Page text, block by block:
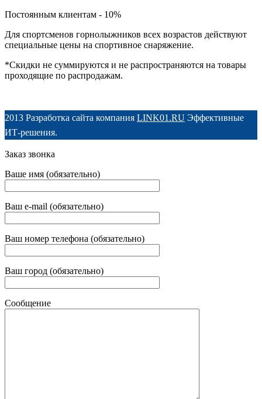
Постоянным клиентам - 10%
Для спортсменов горнолыжников всех возрастов действуют
специальные цены на спортивное снаряжение.
*Скидки не суммируются и не распространяются на товары
проходящие по распродажам.
2013 Разработка сайта компания LINK01.RU Эффективные
ИТ-решения.
Заказ звонка
Ваше имя (обязательно)
Ваш e-mail (обязательно)
Ваш номер телефона (обязательно)
Ваш город (обязательно)
Сообщение